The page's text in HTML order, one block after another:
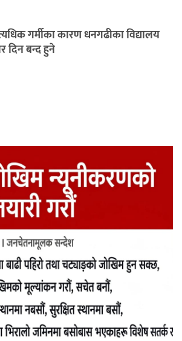
गर्मीका कारण धनगढीका विद्यालय
दिन बन्द हुने